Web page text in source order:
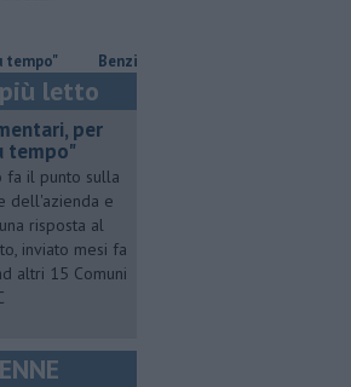
​Benzina, gasolio, gpl, ecco dove risparmiare
letto
per
tempo"
fa il punto sulla
dell'azienda e
risposta al
inviato mesi fa
altri 15 Comuni